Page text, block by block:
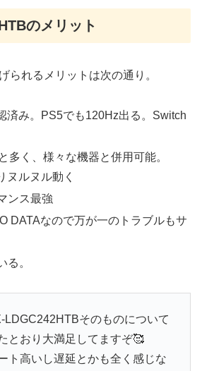
のメリット
られるメリットは次の通り。
済み。PS5でも120Hz出る。Switch
多く、様々な機器と併用可能。
ヌルヌル動く
ンス最強
DATAなので万が一のトラブルもサ
る。
LDGC242HTBそのものについて
とおり大満足してますぞ🥰
ト高いし遅延とかも全く感じな